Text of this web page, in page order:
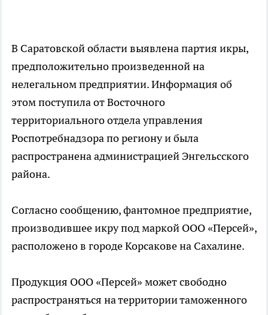
В Саратовской области выявлена партия икры,
предположительно произведенной на
нелегальном предприятии. Информация об
этом поступила от Восточного
территориального отдела управления
Роспотребнадзора по региону и была
распространена администрацией Энгельсского
района.
Согласно сообщению, фантомное предприятие,
производившее икру под маркой ООО «Персей»,
расположено в городе Корсакове на Сахалине.
Продукция ООО «Персей» может свободно
распространяться на территории таможенного